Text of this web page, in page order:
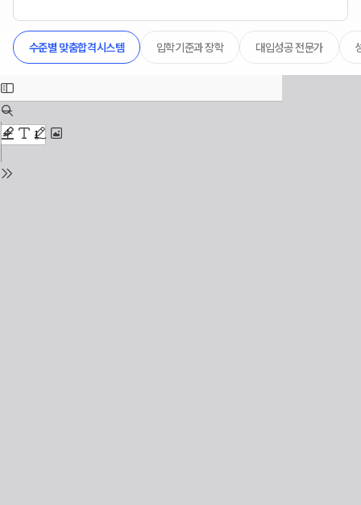
수준별 맞춤합격시스템 입학기준과 장학 대입성공 전문가